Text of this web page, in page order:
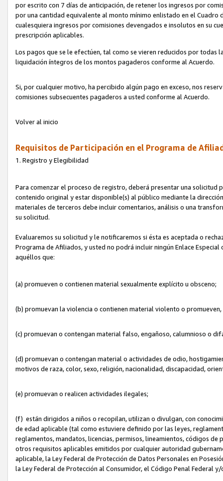
por escrito con 7 días de anticipación, de retener los ingresos por
por una cantidad equivalente al monto mínimo enlistado en el
cualesquiera ingresos por comisiones devengados e insolutos en su
prescripción aplicables.
Los pagos que se le efectúen, tal como se vieren reducidos por todas
liquidación íntegros de los montos pagaderos conforme al Acuerdo.
Si, por cualquier motivo, ha percibido algún pago en exceso, nos
comisiones subsecuentes pagaderos a usted conforme al Acuerdo.
Volver al inicio
Requisitos de Participación en el Programa de
1. Registro y Elegibilidad
Para comenzar el proceso de registro, deberá presentar una solicitud
contenido original y estar disponible(s) al público mediante la
materiales de terceros debe incluir comentarios, análisis o una
su solicitud.
Evaluaremos su solicitud y le notificaremos si ésta es aceptada o
Programa de Afiliados, y usted no podrá incluir ningún Enlace
aquéllos que:
(a) promueven o contienen material sexualmente explícito u obsceno;
(b) promuevan la violencia o contienen material violento o
(c) promuevan o contengan material falso, engañoso, calumnioso o
(d) promuevan o contengan material o actividades de odio,
motivos de raza, color, sexo, religión, nacionalidad, discapacidad,
(e) promuevan o realicen actividades ilegales;
(f) están dirigidos a niños o recopilan, utilizan o divulgan, con
de edad aplicable (tal como estuviere definido por las leyes,
reglamentos, mandatos, licencias, permisos, lineamientos, códigos
otros requisitos aplicables emitidos por cualquier autoridad
aplicable, la Ley Federal de Protección de Datos Personales en
la Ley Federal de Protección al Consumidor, el Código Penal Federal